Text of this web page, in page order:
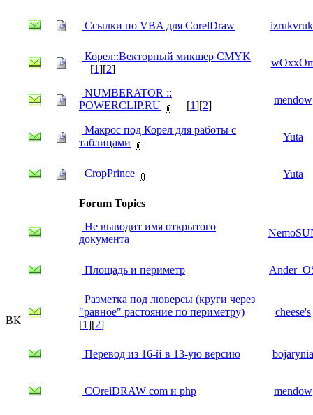
ВК
Ссылки по VBA для CorelDraw
Корел::Векторный микшер CMYK
[1][2]
NUMBERATOR ::
POWERCLIP.RU
[1][2] mendow
Макрос под Корел для работы с
таблицами
Yuta
CropPrince Yuta
Forum Topics
Не выводит имя открытого
документа
Площадь и периметр
Разметка под люверсы (круги через
"равное" растояние по периметру)
[1][2]
cheese's
Перевод из 16-й в 13-ую версию bojarynia
COrelDRAW com и php mendow